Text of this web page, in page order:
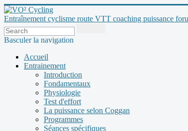
Entraînement cyclisme route VTT coaching puissance
Basculer la navigation
Accueil
Entrainement
Introduction
Fondamentaux
Physiologie
Test d'effort
La puissance selon Coggan
Programmes
Séances spécifiques